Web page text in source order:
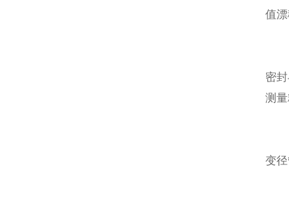
值漂
密
测量
变